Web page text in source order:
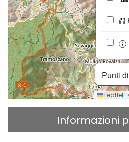
Punti
Leaflet|
Informazioni